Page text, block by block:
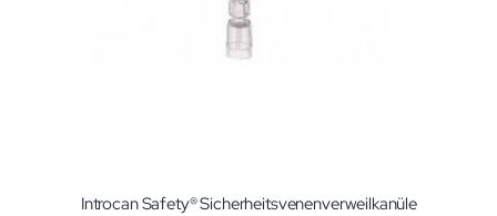
Introcan Safety® Sicherheitsvenenverweilkanüle